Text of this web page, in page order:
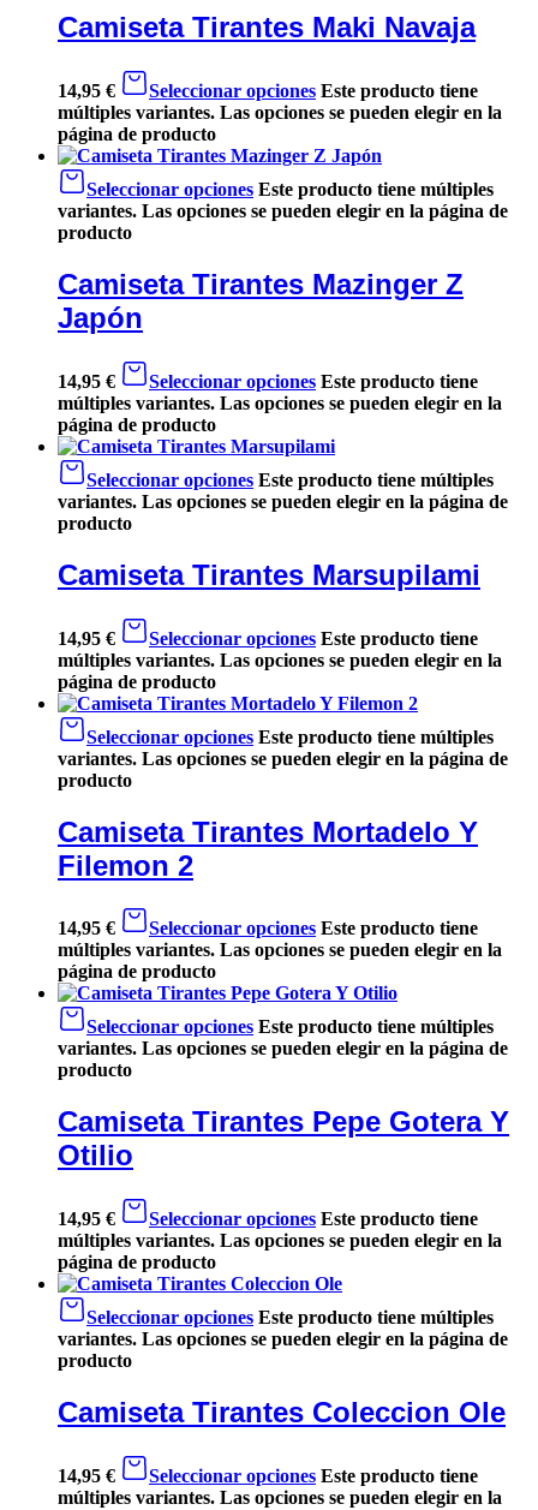
Camiseta Tirantes Maki Navaja
14,95 € Seleccionar opciones Este producto tiene
múltiples variantes. Las opciones se pueden elegir en la
página de producto
Seleccionar opciones Este producto tiene múltiples
variantes. Las opciones se pueden elegir en la página de
producto
Camiseta Tirantes Mazinger Z
Japón
14,95 € Seleccionar opciones Este producto tiene
múltiples variantes. Las opciones se pueden elegir en la
página de producto
Seleccionar opciones Este producto tiene múltiples
variantes. Las opciones se pueden elegir en la página de
producto
Camiseta Tirantes Marsupilami
14,95 € Seleccionar opciones Este producto tiene
múltiples variantes. Las opciones se pueden elegir en la
página de producto
Seleccionar opciones Este producto tiene múltiples
variantes. Las opciones se pueden elegir en la página de
producto
Camiseta Tirantes Mortadelo Y
Filemon 2
14,95 € Seleccionar opciones Este producto tiene
múltiples variantes. Las opciones se pueden elegir en la
página de producto
Seleccionar opciones Este producto tiene múltiples
variantes. Las opciones se pueden elegir en la página de
producto
Camiseta Tirantes Pepe Gotera Y
Otilio
14,95 € Seleccionar opciones Este producto tiene
múltiples variantes. Las opciones se pueden elegir en la
página de producto
Seleccionar opciones Este producto tiene múltiples
variantes. Las opciones se pueden elegir en la página de
producto
Camiseta Tirantes Coleccion Ole
14,95 € Seleccionar opciones Este producto tiene
múltiples variantes. Las opciones se pueden elegir en la